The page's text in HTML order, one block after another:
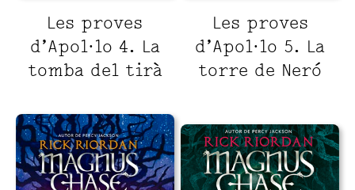
Les proves
d’Apol·lo 4. La
tomba del tirà
Les proves
d’Apol·lo 5. La
torre de Neró